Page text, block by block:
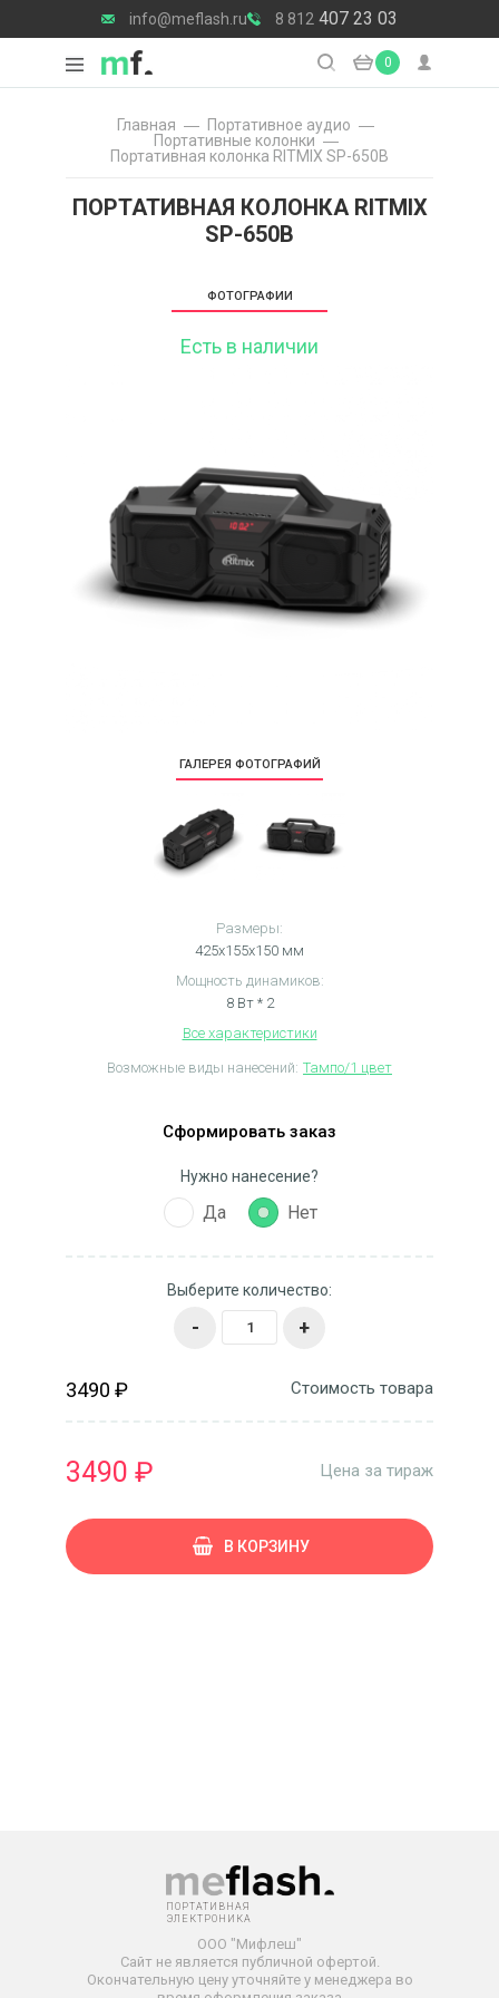
info@meflash.ru 8 812 407 23 03
0
Главная
Портативное аудио
Портативные колонки
Портативная колонка RITMIX SP-650B
ПОРТАТИВНАЯ КОЛОНКА RITMIX
SP-650B
ФОТОГРАФИИ
Есть в наличии
ГАЛЕРЕЯ ФОТОГРАФИЙ
Размеры:
425х155х150 мм
Мощность динамиков:
8 Вт * 2
Все характеристики
Возможные виды нанесений: Тампо/1 цвет
Сформировать заказ
Нужно нанесение?
Да Нет
Выберите количество:
- +
3490 ₽ Стоимость товара
3490 ₽ Цена за тираж
В КОРЗИНУ
ООО "Мифлеш"
Сайт не является публичной офертой.
Окончательную цену уточняйте у менеджера во
ПОРТАТИВНАЯ
ЭЛЕКТРОНИКА